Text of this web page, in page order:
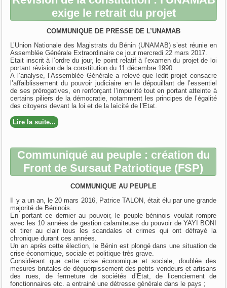
exige le retrait du projet
COMMUNIQUE DE PRESSE DE L’UNAMAB
L’Union Nationale des Magistrats du Bénin (UNAMAB) s’est réunie en
Assemblée Générale Extraordinaire ce jour mercredi 22 mars 2017.
Etait inscrit à l’ordre du jour, le point relatif à l’examen du projet de loi
portant révision de la constitution du 11 décembre 1990.
A l’analyse, l’Assemblée Générale a relevé que ledit projet consacre
l’affaiblissement du pouvoir judiciaire en le dépouillant de l’essentiel
de ses prérogatives, en renforçant l’impunité tout en portant atteinte à
certains piliers de la démocratie, notamment les principes de l’égalité
des citoyens devant la loi et de la laïcité de l’Etat.
Lire la suite...
Communiqué au peuple : création du
Front de Sursaut Patriotique (FSP)
COMMUNIQUE AU PEUPLE
Il y a un an, le 20 mars 2016, Patrice TALON, était élu par une grande
majorité de Béninois.
En portant ce dernier au pouvoir, le peuple béninois voulait rompre
avec les 10 années de gestion calamiteuse du pouvoir de YAYI BONI
et tirer au clair tous les scandales et crimes qui ont défrayé la
chronique durant ces années.
Un an après cette élection, le Bénin est plongé dans une situation de
crise économique, sociale et politique très grave.
Considérant que cette crise économique et sociale, doublée des
mesures brutales de déguerpissement des petits vendeurs et artisans
des rues, de fermeture de sociétés d’Etat, de licenciement de
fonctionnaires etc. a entrainé une détresse générale dans le pays ;